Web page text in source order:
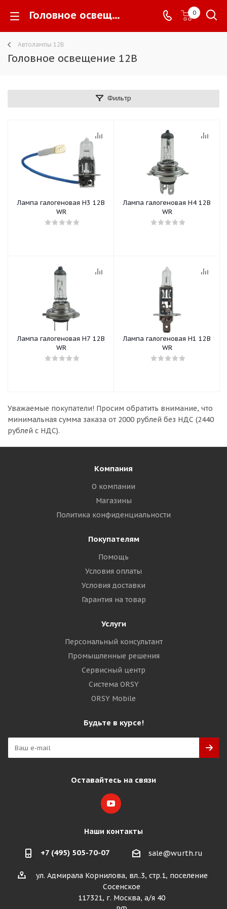
Головное освещение 12В - 0
Автолампы 12В
Головное освещение 12В
Фильтр
Лампа галогеновая Н3 12В
WR
Лампа галогеновая Н4 12В
WR
Лампа галогеновая Н7 12B
WR
Лампа галогеновая Н1 12В
WR
Уважаемые покупатели! Просим обратить внимание, что
минимальная сумма заказа от 2000 рублей без НДС (2440
рублей с НДС).
Компания
О компании
Магазины
Политика конфиденциальности
Покупателям
Помощь
Условия оплаты
Условия доставки
Гарантия на товар
Услуги
Персональный консультант
Промышленные решения
Сервисный центр
Система ORSY
ORSY Mobile
Будьте в курсе!
Оставайтесь на связи
Наши контакты
+7 (495) 505-70-07 sale@wurth.ru
ул. Адмирала Корнилова, вл..3, стр.1, поселение
Сосенское
117321, г. Москва, а/я 40